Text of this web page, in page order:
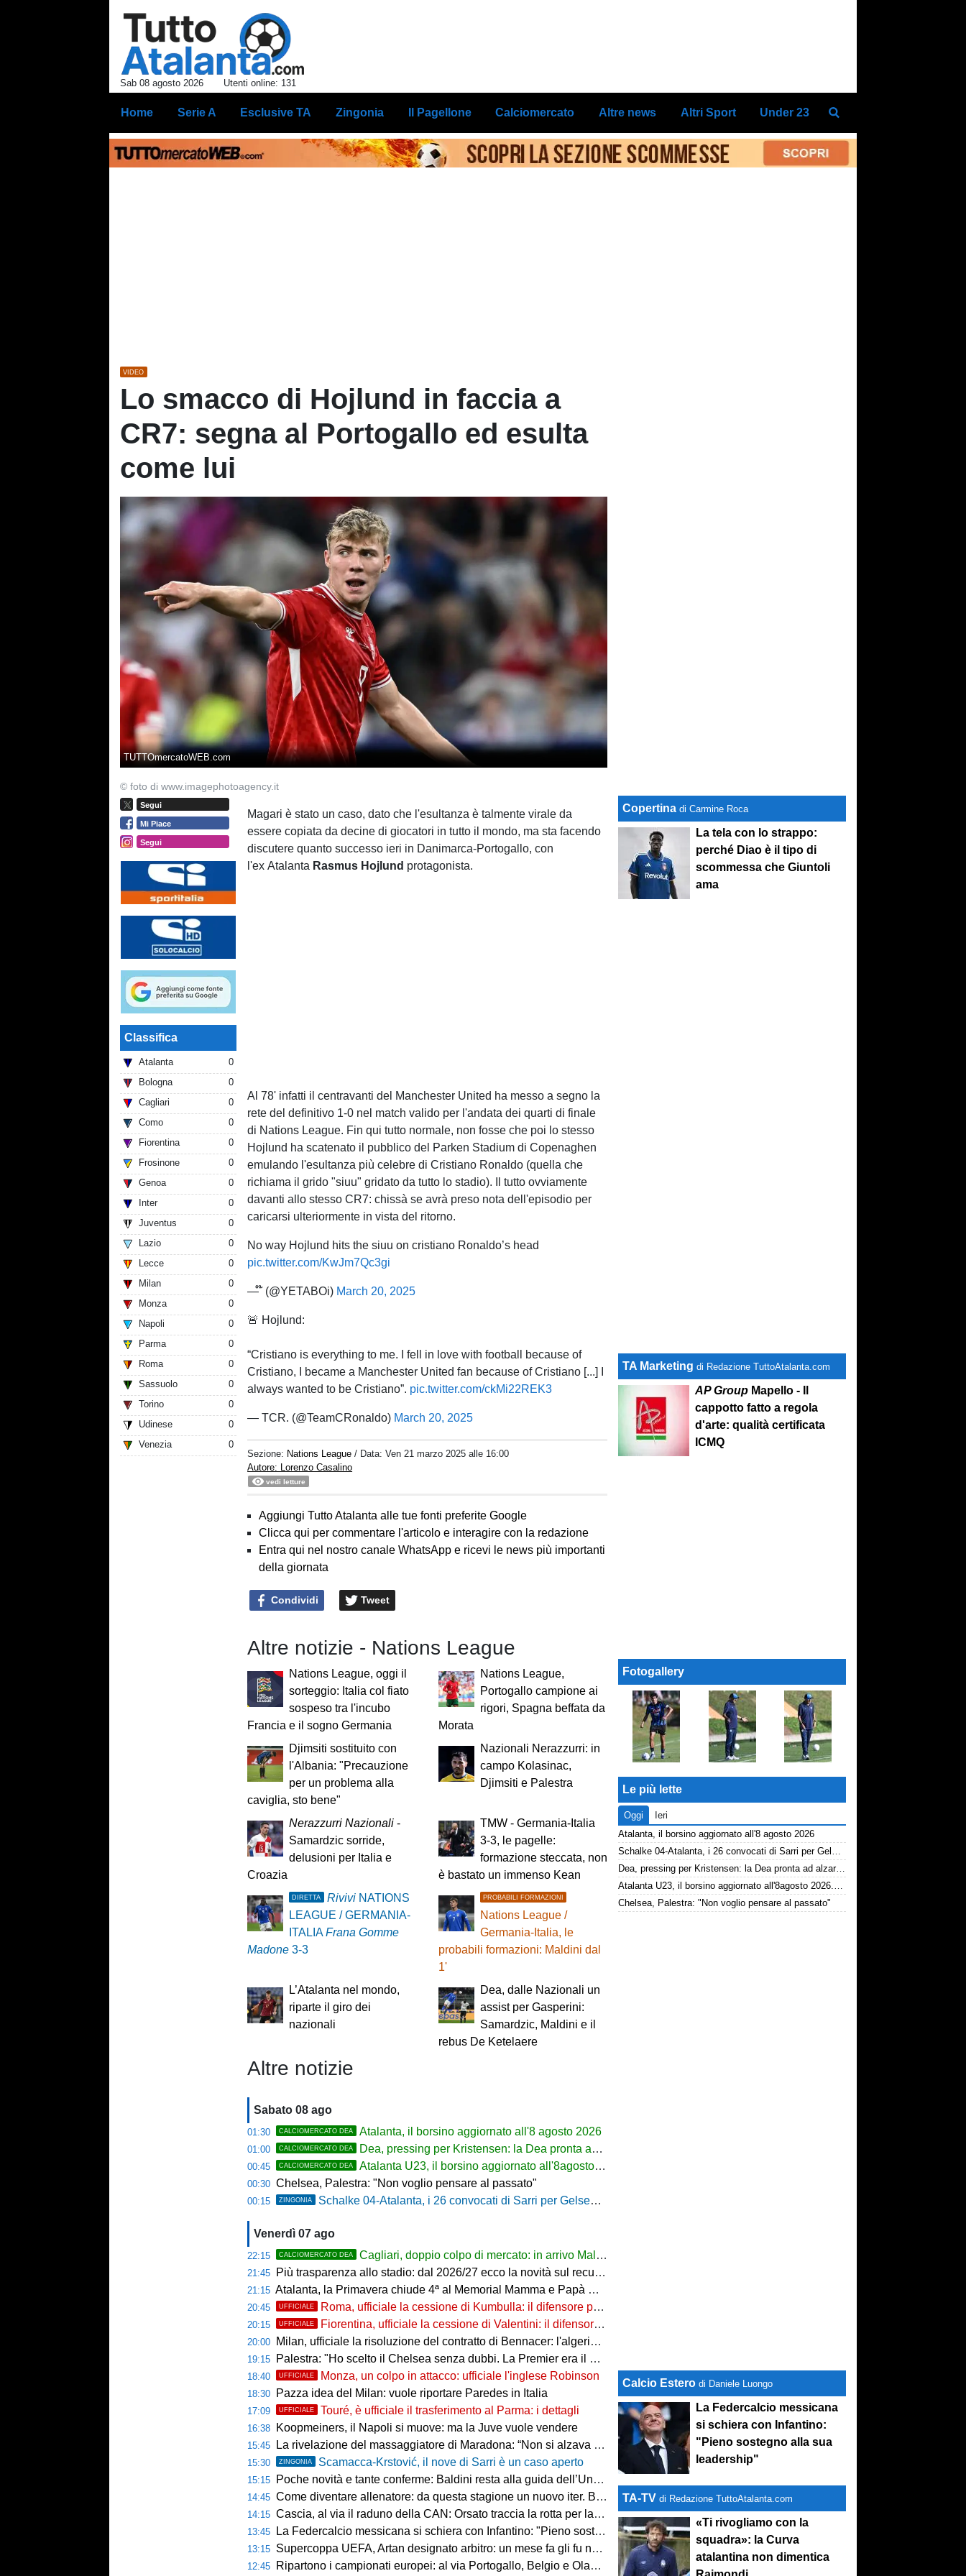
Sab 08 agosto 2026 Utenti online: 131
Home Serie A Esclusive TA Zingonia Il Pagellone Calciomercato Altre news Altri Sport Under 23
VIDEO
Lo smacco di Hojlund in faccia a
CR7: segna al Portogallo ed esulta
come lui
TUTTOmercatoWEB.com
© foto di www.imagephotoagency.it
Segui
Mi Piace
Segui
Classifica
Atalanta
0
Bologna
0
Cagliari
0
Como
0
Fiorentina
0
Frosinone
0
Genoa
0
Inter
0
Juventus
0
Lazio
0
Lecce
0
Milan
0
Monza
0
Napoli
0
Parma
0
Roma
0
Sassuolo
0
Torino
0
Udinese
0
Venezia
0
Magari è stato un caso, dato che l'esultanza è talmente virale da
essere copiata da decine di giocatori in tutto il mondo, ma sta facendo
discutere quanto successo ieri in Danimarca-Portogallo, con
l'ex Atalanta Rasmus Hojlund protagonista.
Al 78' infatti il centravanti del Manchester United ha messo a segno la
rete del definitivo 1-0 nel match valido per l'andata dei quarti di finale
di Nations League. Fin qui tutto normale, non fosse che poi lo stesso
Hojlund ha scatenato il pubblico del Parken Stadium di Copenaghen
emulando l'esultanza più celebre di Cristiano Ronaldo (quella che
richiama il grido "siuu" gridato da tutto lo stadio). Il tutto ovviamente
davanti allo stesso CR7: chissà se avrà preso nota dell'episodio per
caricarsi ulteriormente in vista del ritorno.
No way Hojlund hits the siuu on cristiano Ronaldo’s head
pic.twitter.com/KwJm7Qc3gi
— ໊ (@YETABOi) March 20, 2025
🚨️ Hojlund:
“Cristiano is everything to me. I fell in love with football because of
Cristiano, I became a Manchester United fan because of Cristiano [...] I
always wanted to be Cristiano”. pic.twitter.com/ckMi22REK3
— TCR. (@TeamCRonaldo) March 20, 2025
Sezione: Nations League/ Data:Ven 21 marzo 2025 alle 16:00
Autore: Lorenzo Casalino
vedi letture
Aggiungi Tutto Atalanta alle tue fonti preferite Google
Clicca qui per commentare l'articolo e interagire con la redazione
Entra qui nel nostro canale WhatsApp e ricevi le news più importanti
della giornata
Condividi Tweet
Altre notizie - Nations League
Nations League, oggi il
sorteggio: Italia col fiato
sospeso tra l'incubo
Francia e il sogno Germania
Nations League,
Portogallo campione ai
rigori, Spagna beffata da
Morata
Djimsiti sostituito con
l'Albania: "Precauzione
per un problema alla
caviglia, sto bene"
Nazionali Nerazzurri: in
campo Kolasinac,
Djimsiti e Palestra
Nerazzurri Nazionali -
Samardzic sorride,
delusioni per Italia e
Croazia
TMW - Germania-Italia
3-3, le pagelle:
formazione steccata, non
è bastato un immenso Kean
DIRETTA Rivivi NATIONS
LEAGUE / GERMANIA-
ITALIAFrana Gomme
Madone 3-3
PROBABILI FORMAZIONI
Nations League /
Germania-Italia, le
probabili formazioni: Maldini dal
1'
L’Atalanta nel mondo,
riparte il giro dei
nazionali
Dea, dalle Nazionali un
assist per Gasperini:
Samardzic, Maldini e il
rebus De Ketelaere
Altre notizie
Sabato 08 ago
01:30 CALCIOMERCATO DEA Atalanta, il borsino aggiornato all'8 agosto 2026
01:00 CALCIOMERCATO DEA Dea, pressing per Kristensen: la Dea pronta ad alzare l'offerta all'Udinese
00:45 CALCIOMERCATO DEA Atalanta U23, il borsino aggiornato all'8agosto 2026. Cantiere aperto per Beati
00:30 Chelsea, Palestra: "Non voglio pensare al passato"
00:15 ZINGONIA Schalke 04-Atalanta, i 26 convocati di Sarri per Gelsenkirchen
Venerdì 07 ago
22:15 CALCIOMERCATO DEA Cagliari, doppio colpo di mercato: in arrivo Maldini e Kevin Carlos
21:45 Più trasparenza allo stadio: dal 2026/27 ecco la novità sul recupero
21:15 Atalanta, la Primavera chiude 4ª al Memorial Mamma e Papà Cairo
20:45 UFFICIALE Roma, ufficiale la cessione di Kumbulla: il difensore passa al Rayo Vallecano
20:15 UFFICIALE Fiorentina, ufficiale la cessione di Valentini: il difensore passa al Deportivo Alavés
20:00 Milan, ufficiale la risoluzione del contratto di Bennacer: l'algerino saluta dopo sette anni
19:15 Palestra: "Ho scelto il Chelsea senza dubbi. La Premier era il mio sogno"
18:40 UFFICIALE Monza, un colpo in attacco: ufficiale l'inglese Robinson
18:30 Pazza idea del Milan: vuole riportare Paredes in Italia
17:09 UFFICIALE Touré, è ufficiale il trasferimento al Parma: i dettagli
16:38 Koopmeiners, il Napoli si muove: ma la Juve vuole vendere
15:45 La rivelazione del massaggiatore di Maradona: “Non si alzava dal letto, ero preoccupato”
15:30 ZINGONIA Scamacca-Krstović, il nove di Sarri è un caso aperto
15:15 Poche novità e tante conferme: Baldini resta alla guida dell’Under 21
14:45 Come diventare allenatore: da questa stagione un nuovo iter. Beretta: “Un percorso più organico”
14:15 Cascia, al via il raduno della CAN: Orsato traccia la rotta per la nuova stagione
13:45 La Federcalcio messicana si schiera con Infantino: "Pieno sostegno alla sua leadership"
13:15 Supercoppa UEFA, Artan designato arbitro: un mese fa gli fu negato l'ingresso negli Stati Uniti
12:45 Ripartono i campionati europei: al via Portogallo, Belgio e Olanda
Copertina di Carmine Roca
La tela con lo strappo:
perché Diao è il tipo di
scommessa che Giuntoli
ama
TA Marketing di Redazione TuttoAtalanta.com
AP Group Mapello - Il
cappotto fatto a regola
d'arte: qualità certificata
ICMQ
Fotogallery
Le più lette
Oggi
Ieri
Atalanta, il borsino aggiornato all'8 agosto 2026
Schalke 04-Atalanta, i 26 convocati di Sarri per Gelsenkirchen
Dea, pressing per Kristensen: la Dea pronta ad alzare l'offerta all'Udinese
Atalanta U23, il borsino aggiornato all'8agosto 2026. Cantiere aperto per Beati
Chelsea, Palestra: "Non voglio pensare al passato"
Calcio Estero di Daniele Luongo
La Federcalcio messicana
si schiera con Infantino:
"Pieno sostegno alla sua
leadership"
TA-TVdi Redazione TuttoAtalanta.com
«Ti rivogliamo con la
squadra»: la Curva
atalantina non dimentica